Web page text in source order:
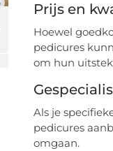
Prijs en
Hoewel
pedicures
om hun
Als je
pedicures
omgaan.